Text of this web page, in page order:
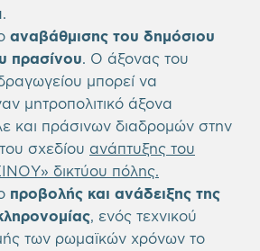
αναβάθμισης του δημόσιου
πρασίνου. Ο άξονας του
μπορεί να
μητροπολιτικό άξονα
και πράσινων διαδρομών στην
σχεδίου ανάπτυξης του
δικτύου πόλης.
προβολής και ανάδειξης της
, ενός τεχνικού
των ρωμαϊκών χρόνων το